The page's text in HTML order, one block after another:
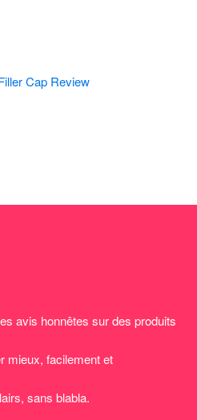
Cap Review
avis honnêtes sur des produits
mieux, facilement et
sans blabla.